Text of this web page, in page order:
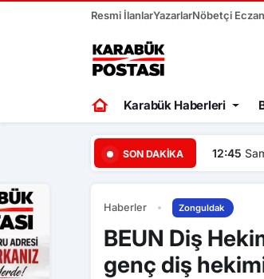
Resmi İlanlarYazarlarNöbetçi
Karabük Haberleri
SON DAKIKA 12:45
Haberler Zonguldak
BEUN Diş
genç diş